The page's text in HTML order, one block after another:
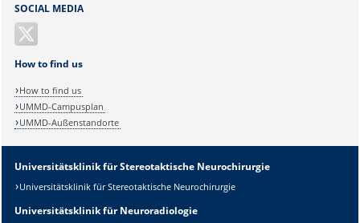
Sicherheitsabfrage:
SOCIAL MEDIA
How to find us
How to find us
UMMD-Campusplan
UMMD-Außenstandorte
Universitätsklinik für Stereotaktische Neurochirurgie
Universitätsklinik für Stereotaktische Neurochirurgie
Universitätsklinik für Neuroradiologie